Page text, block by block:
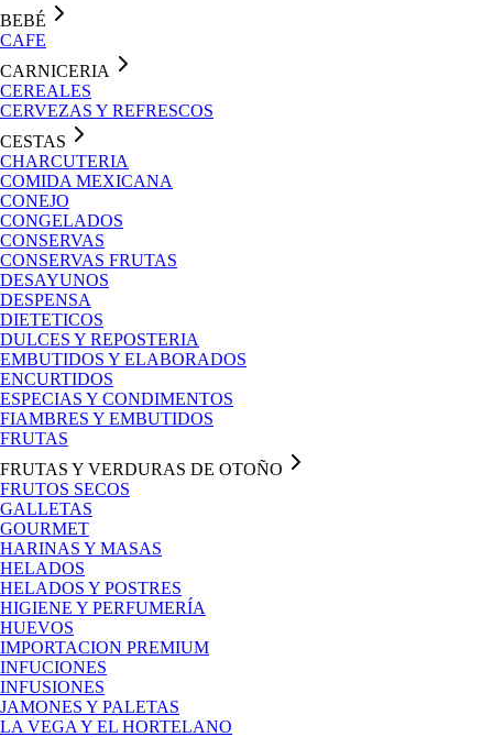
BEBÉ
CAFE
CARNICERIA
CEREALES
CERVEZAS Y REFRESCOS
CESTAS
CHARCUTERIA
COMIDA MEXICANA
CONEJO
CONGELADOS
CONSERVAS
CONSERVAS FRUTAS
DESAYUNOS
DESPENSA
DIETETICOS
DULCES Y REPOSTERIA
EMBUTIDOS Y ELABORADOS
ENCURTIDOS
ESPECIAS Y CONDIMENTOS
FIAMBRES Y EMBUTIDOS
FRUTAS
FRUTAS Y VERDURAS DE OTOÑO
FRUTOS SECOS
GALLETAS
GOURMET
HARINAS Y MASAS
HELADOS
HELADOS Y POSTRES
HIGIENE Y PERFUMERÍA
HUEVOS
IMPORTACION PREMIUM
INFUCIONES
INFUSIONES
JAMONES Y PALETAS
LA VEGA Y EL HORTELANO